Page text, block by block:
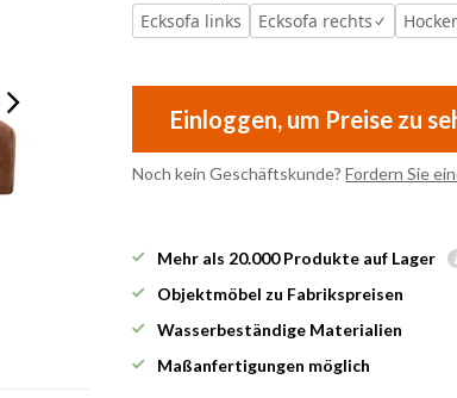
Ecksofa links
Ecksofa rechts Hocker
Einloggen, um Preise zu
Noch kein Geschäftskunde?Fordern Sie
Mehr als 20.000 Produkte auf Lager
Objektmöbel zu Fabrikspreisen
Wasserbeständige Materialien
Maßanfertigungen möglich